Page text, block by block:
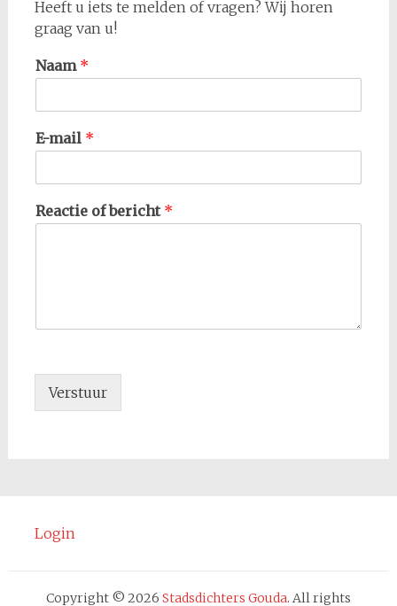
Heeft u iets te melden of vragen? Wij horen
graag van u!
Naam *
E-mail *
Reactie of bericht *
Verstuur
Login
Copyright © 2026 Stadsdichters Gouda. All rights